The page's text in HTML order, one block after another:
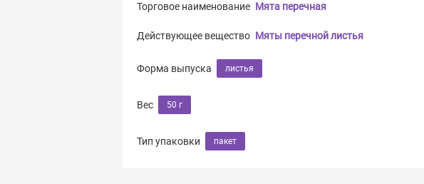
Торговое наименование Мята перечная
Действующее вещество Мяты перечной листья
Форма выпуска листья
Вес 50 г
Тип упаковки пакет